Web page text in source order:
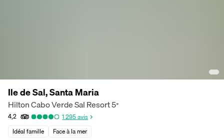
Ile de Sal, Santa Maria
Hilton Cabo Verde Sal Resort5*
4,2 1 295avis
Idéal famille
Face à la mer